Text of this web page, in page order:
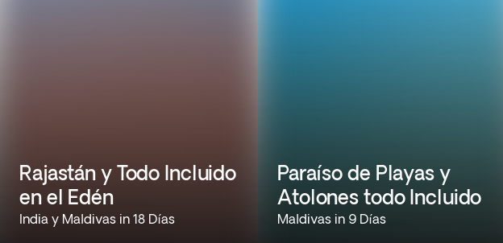
Rajastán y Todo Incluido
en el Edén
India y Maldivas in 18 Días
Paraíso de Playas y
Atolones todo Incluido
Maldivas in 9 Días